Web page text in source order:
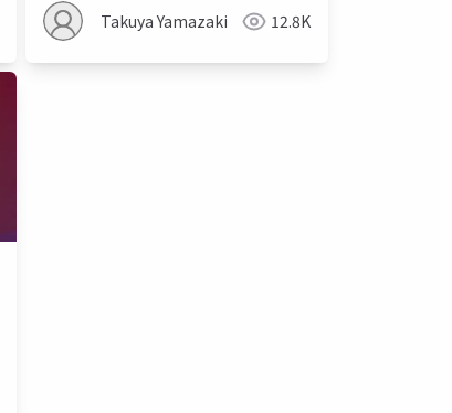
Takuya Yamazaki 12.8K